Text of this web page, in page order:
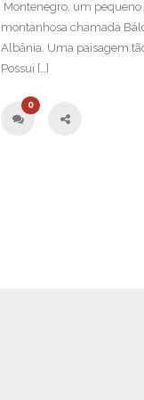
Montenegro, um
montanhosa chamada
Albânia. Uma paisagem
Possui […]
0